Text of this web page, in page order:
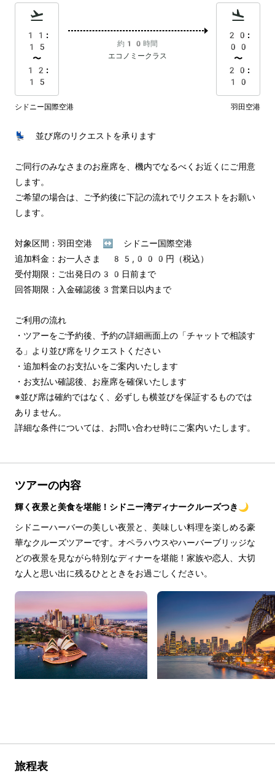
11:
15
〜
12:
15
約10時間
エコノミークラス
20:
00
〜
20:
10
シドニー国際空港 羽田空港
💺 並び席のリクエストを承ります
ご同行のみなさまのお座席を、機内でなるべくお近くにご用意
します。
ご希望の場合は、ご予約後に下記の流れでリクエストをお願い
します。
対象区間：羽田空港 ↔︎ シドニー国際空港
追加料金：お一人さま 85,000円（税込）
受付期限：ご出発日の30日前まで
回答期限：入金確認後3営業日以内まで
ご利用の流れ
・ツアーをご予約後、予約の詳細画面上の「チャットで相談す
る」より並び席をリクエストください
・追加料金のお支払いをご案内いたします
・お支払い確認後、お座席を確保いたします
※並び席は確約ではなく、必ずしも横並びを保証するものでは
ありません。
詳細な条件については、お問い合わせ時にご案内いたします。
ツアーの内容
輝く夜景と美食を堪能！シドニー湾ディナークルーズつき🌙
シドニーハーバーの美しい夜景と、美味しい料理を楽しめる豪
華なクルーズツアーです。オペラハウスやハーバーブリッジな
どの夜景を見ながら特別なディナーを堪能！家族や恋人、大切
な人と思い出に残るひとときをお過ごしください。
旅程表